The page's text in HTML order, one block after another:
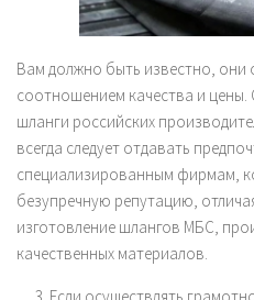
Вам должно быть известно, они
соотношением качества и цены.
шланги российских
всегда следует отдавать
специализированным фирмам,
безупречную репутацию,
изготовление шлангов МБС,
качественных материалов.